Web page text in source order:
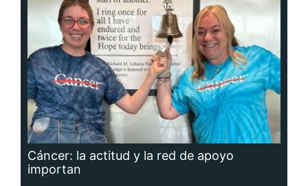
Cáncer: la actitud y la red de apoyo
importan